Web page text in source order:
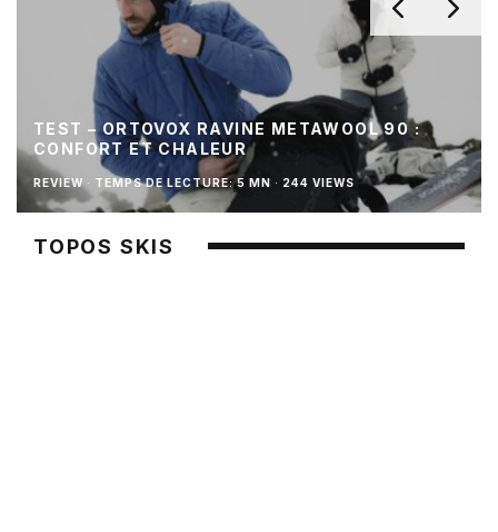
TEST – ORTOVOX RAVINE METAWOOL 90 :
CONFORT ET CHALEUR
REVIEW · TEMPS DE LECTURE: 5 MN · 244 VIEWS
TOPOS SKIS